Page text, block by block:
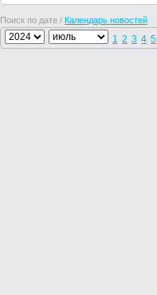
Поиск по дате / Календарь новостей
1 2 3 4 5